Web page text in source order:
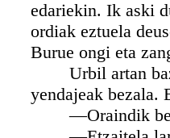
edariekin. Ik aski
ordiak eztuela
Burue ongi eta
Urbil artan
yendajeak bezala.
—Oraindik